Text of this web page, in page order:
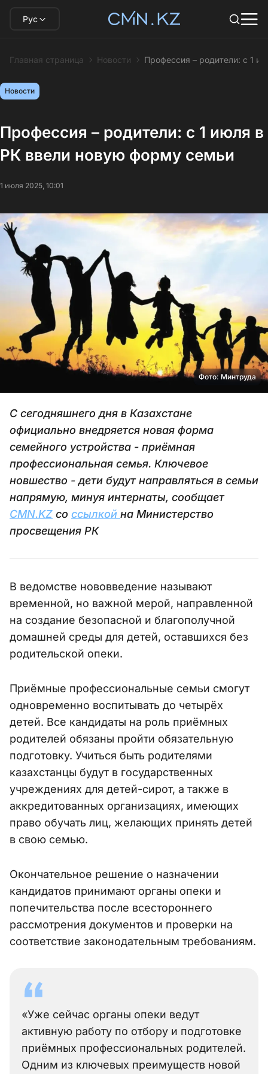
Рус
Главная страница Новости Профессия – родители: с 1
Новости
Профессия – родители: с 1 июля в
РК ввели новую форму семьи
1 июля 2025, 10:01
Фото: Минтруда
С сегодняшнего дня в Казахстане
официально внедряется новая форма
семейного устройства - приёмная
профессиональная семья. Ключевое
новшество - дети будут направляться в семьи
напрямую, минуя интернаты, сообщает
CMN.KZ со ссылкой на Министерство
просвещения РК
В ведомстве нововведение называют
временной, но важной мерой, направленной
на создание безопасной и благополучной
домашней среды для детей, оставшихся без
родительской опеки.
Приёмные профессиональные семьи смогут
одновременно воспитывать до четырёх
детей. Все кандидаты на роль приёмных
родителей обязаны пройти обязательную
подготовку. Учиться быть родителями
казахстанцы будут в государственных
учреждениях для детей-сирот, а также в
аккредитованных организациях, имеющих
право обучать лиц, желающих принять детей
в свою семью.
Окончательное решение о назначении
кандидатов принимают органы опеки и
попечительства после всестороннего
рассмотрения документов и проверки на
соответствие законодательным требованиям.
«Уже сейчас органы опеки ведут
активную работу по отбору и подготовке
приёмных профессиональных родителей.
Одним из ключевых преимуществ новой